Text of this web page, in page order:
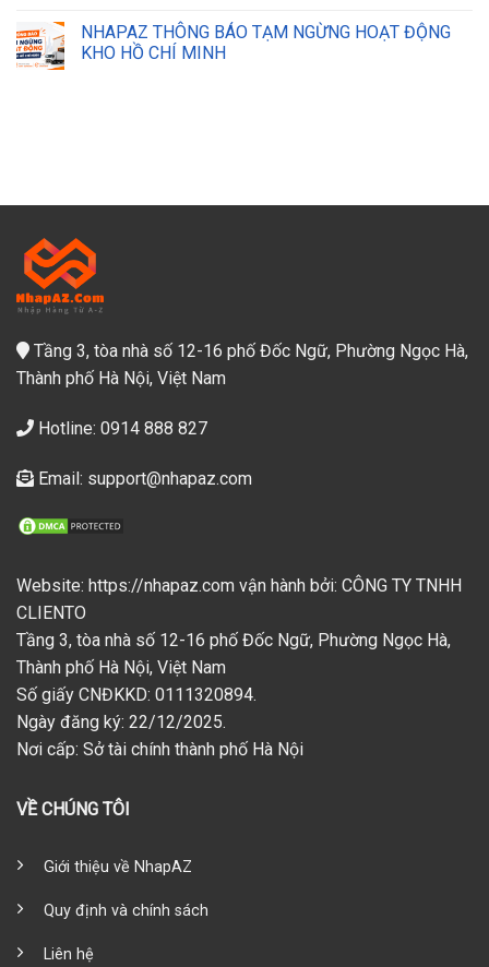
NHAPAZ THÔNG BÁO TẠM NGỪNG HOẠT ĐỘNG
KHO HỒ CHÍ MINH
Tầng 3, tòa nhà số 12-16 phố Đốc Ngữ, Phường Ngọc Hà,
Thành phố Hà Nội, Việt Nam
Hotline: 0914 888 827
Email: support@nhapaz.com
Website: https://nhapaz.com vận hành bởi: CÔNG TY TNHH
CLIENTO
Tầng 3, tòa nhà số 12-16 phố Đốc Ngữ, Phường Ngọc Hà,
Thành phố Hà Nội, Việt Nam
Số giấy CNĐKKD: 0111320894.
Ngày đăng ký: 22/12/2025.
Nơi cấp: Sở tài chính thành phố Hà Nội
VỀ CHÚNG TÔI
Giới thiệu về NhapAZ
Quy định và chính sách
Liên hệ